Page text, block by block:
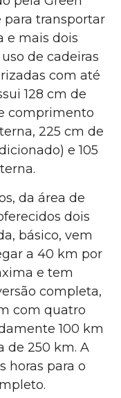
transportar
e mais dois
de cadeiras
com até
128 cm de
comprimento
225 cm de
e 105
da área de
dois
básico, vem
a 40 km por
e tem
completa,
com quatro
100 km
de 250 km. A
horas para o